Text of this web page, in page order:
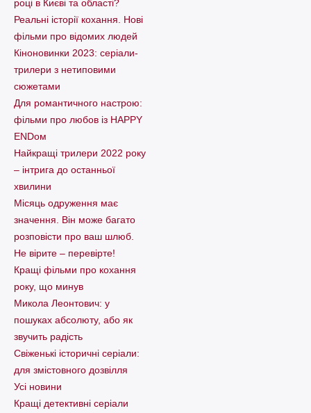
році в Києві та області?
Реальні історії кохання. Нові
фільми про відомих людей
Кіноновинки 2023: серіали-
трилери з нетиповими
сюжетами
Для романтичного настрою:
фільми про любов із HAPPY
ENDом
Найкращі трилери 2022 року
– інтрига до останньої
хвилини
Місяць одруження має
значення. Він може багато
розповісти про ваш шлюб.
Не вірите – перевірте!
Кращі фільми про кохання
року, що минув
Микола Леонтович: у
пошуках абсолюту, або як
звучить радість
Свіженькі історичні серіали:
для змістовного дозвілля
Усі новини
Кращі детективні серіали